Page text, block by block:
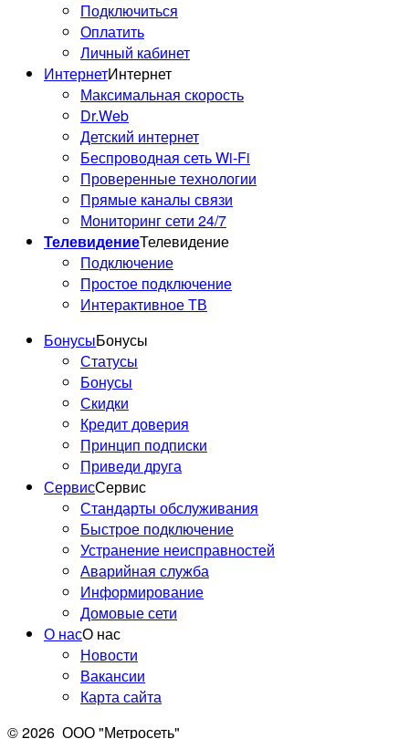
Подключиться
Оплатить
Личный кабинет
ИнтернетИнтернет
Максимальная скорость
Dr.Web
Детский интернет
Беспроводная сеть Wi-Fi
Проверенные технологии
Прямые каналы связи
Мониторинг сети 24/7
ТелевидениеТелевидение
Подключение
Простое подключение
Интерактивное ТВ
БонусыБонусы
Статусы
Бонусы
Скидки
Кредит доверия
Принцип подписки
Приведи друга
СервисСервис
Стандарты обслуживания
Быстрое подключение
Устранение неисправностей
Аварийная служба
Информирование
Домовые сети
О насО нас
Новости
Вакансии
Карта сайта
© 2026 ООО "Метросеть"